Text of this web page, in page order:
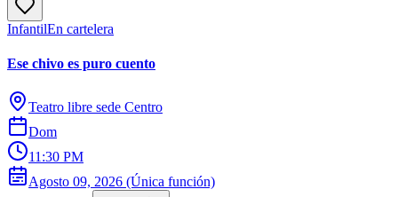
InfantilEn cartelera
Ese chivo es puro cuento
Teatro libre sede Centro
Dom
11:30 PM
Agosto 09, 2026 (Única función)